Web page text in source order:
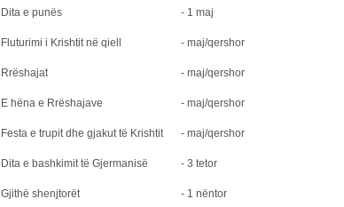
Dita e punës - 1 maj
Fluturimi i Krishtit në qiell - maj/qershor
Rrëshajat - maj/qershor
E hëna e Rrëshajave - maj/qershor
Festa e trupit dhe gjakut të Krishtit - maj/qershor
Dita e bashkimit të Gjermanisë - 3 tetor
Gjithë shenjtorët - 1 nëntor